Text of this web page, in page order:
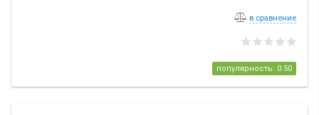
в сравнение
популярность: 0.50